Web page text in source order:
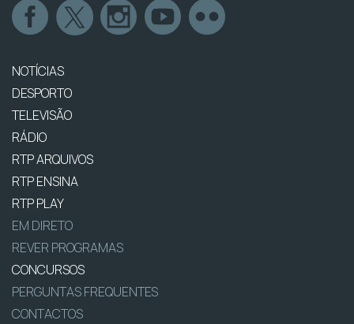
NOTÍCIAS
DESPORTO
TELEVISÃO
RÁDIO
RTP ARQUIVOS
RTP ENSINA
RTP PLAY
EM DIRETO
REVER PROGRAMAS
CONCURSOS
PERGUNTAS FREQUENTES
CONTACTOS